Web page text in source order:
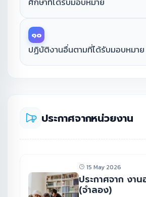
๑๐
ปฏิบัติงานอื่นตามที่ได้รับมอบหมาย
ประกาศจากหน่วยงาน
15 May 2026
ประกาศจาก งา
(จำลอง)